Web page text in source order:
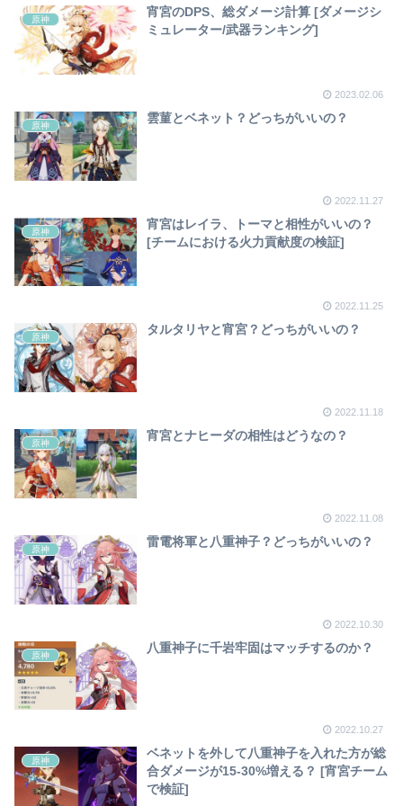
原神
宵宮のDPS、総ダメージ計算 [ダメージシ
ミュレーター/武器ランキング]
2023.02.06
原神
雲菫とベネット？どっちがいいの？
2022.11.27
原神
宵宮はレイラ、トーマと相性がいいの？
[チームにおける火力貢献度の検証]
2022.11.25
原神
タルタリヤと宵宮？どっちがいいの？
2022.11.18
原神
宵宮とナヒーダの相性はどうなの？
2022.11.08
原神
雷電将軍と八重神子？どっちがいいの？
2022.10.30
原神
八重神子に千岩牢固はマッチするのか？
2022.10.27
原神
ベネットを外して八重神子を入れた方が総
合ダメージが15-30%増える？ [宵宮チーム
で検証]